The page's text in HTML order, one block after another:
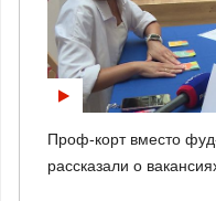
Проф-корт вместо
рассказали о